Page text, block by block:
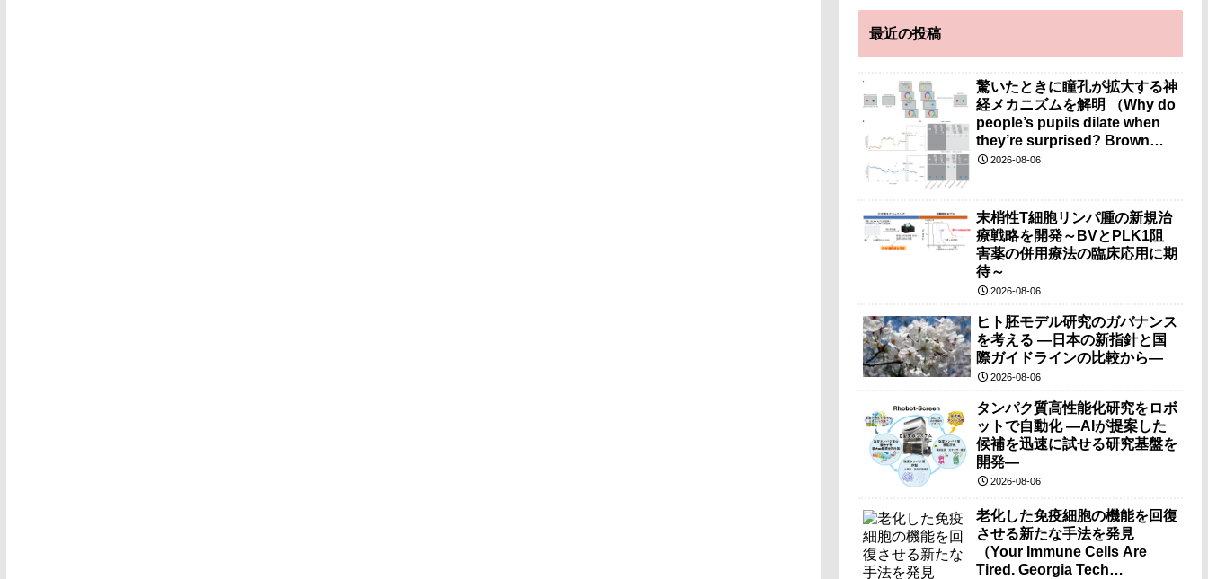
最近の投稿
驚いたときに瞳孔が拡大する神
経メカニズムを解明 （Why do
people’s pupils dilate when
they’re surprised? Brown
researchers explain）
2026-08-06
末梢性T細胞リンパ腫の新規治
療戦略を開発～BVとPLK1阻
害薬の併用療法の臨床応用に期
待～
2026-08-06
ヒト胚モデル研究のガバナンス
を考える ―日本の新指針と国
際ガイドラインの比較から―
2026-08-06
タンパク質高性能化研究をロボ
ットで自動化 ―AIが提案した
候補を迅速に試せる研究基盤を
開発―
2026-08-06
老化した免疫細胞の機能を回復
させる新たな手法を発見
（Your Immune Cells Are
Tired. Georgia Tech